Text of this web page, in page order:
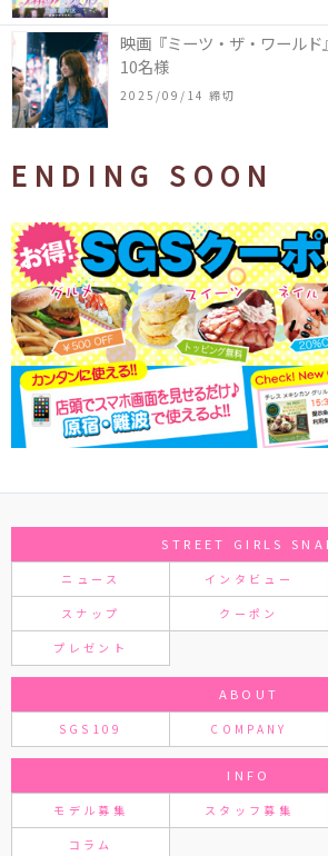
映画『ミーツ・ザ・ワール
10名様
2025/09/14 締切
ENDING SOON
STREET GIRLS
ニュース インタビュー
スナップ クーポン
プレゼント
ABOUT
SGS109 COMPANY
INFO
モデル募集 スタッフ募集
コラム